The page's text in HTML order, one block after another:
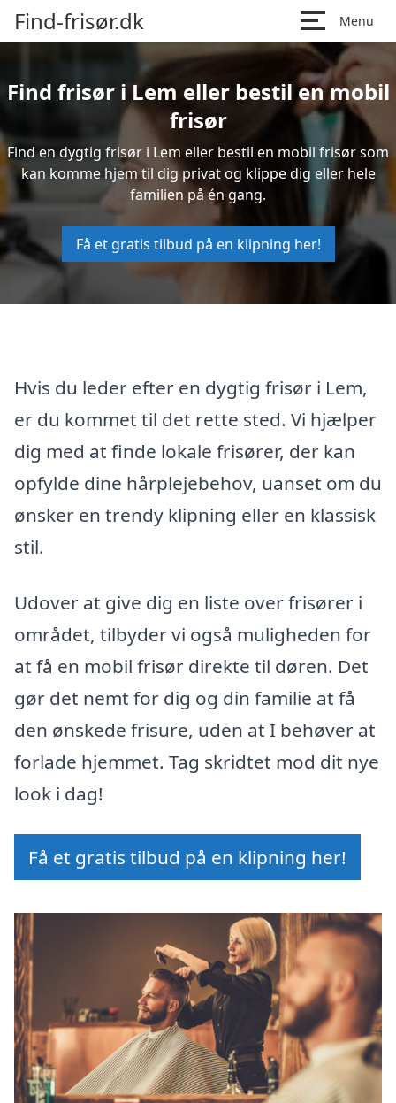
Find-frisør.dk Menu
Find frisør i Lem eller bestil en mobil
frisør
Find en dygtig frisør i Lem eller bestil en mobil frisør som
kan komme hjem til dig privat og klippe dig eller hele
familien på én gang.
Få et gratis tilbud på en klipning her!
Hvis du leder efter en dygtig frisør i Lem,
er du kommet til det rette sted. Vi hjælper
dig med at finde lokale frisører, der kan
opfylde dine hårplejebehov, uanset om du
ønsker en trendy klipning eller en klassisk
stil.
Udover at give dig en liste over frisører i
området, tilbyder vi også muligheden for
at få en mobil frisør direkte til døren. Det
gør det nemt for dig og din familie at få
den ønskede frisure, uden at I behøver at
forlade hjemmet. Tag skridtet mod dit nye
look i dag!
Få et gratis tilbud på en klipning her!